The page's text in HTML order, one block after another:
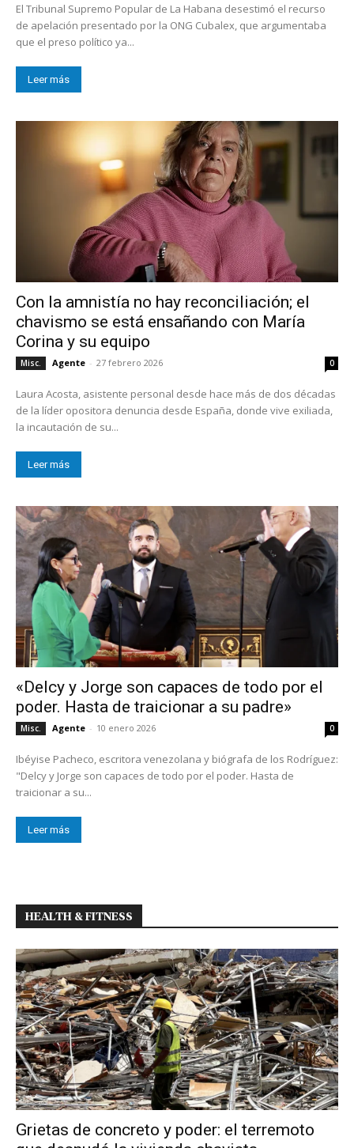
El Tribunal Supremo Popular de La Habana desestimó el recurso
de apelación presentado por la ONG Cubalex, que argumentaba
que el preso político ya...
Leer más
Con la amnistía no hay reconciliación; el
chavismo se está ensañando con María
Corina y su equipo
Misc. Agente - 27 febrero 2026 0
Laura Acosta, asistente personal desde hace más de dos décadas
de la líder opositora denuncia desde España, donde vive exiliada,
la incautación de su...
Leer más
«Delcy y Jorge son capaces de todo por el
poder. Hasta de traicionar a su padre»
Misc. Agente - 10 enero 2026 0
Ibéyise Pacheco, escritora venezolana y biógrafa de los Rodríguez:
"Delcy y Jorge son capaces de todo por el poder. Hasta de
traicionar a su...
Leer más
HEALTH & FITNESS
Grietas de concreto y poder: el terremoto